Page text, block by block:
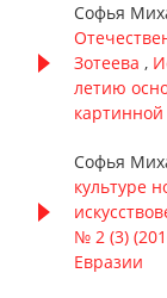
Софья
Зотеева ,
летию
картинной
Софья
культуре
№ 2 (3)
Евразии